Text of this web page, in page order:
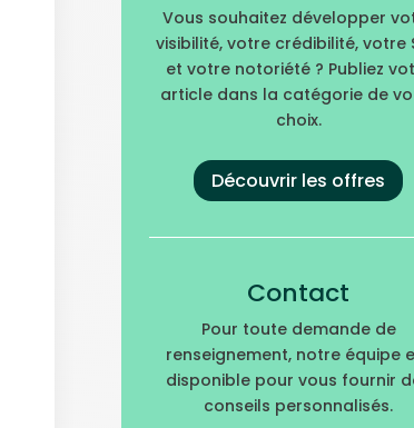
Vous souhaitez développer
visibilité, votre crédibilité, votre
et votre notoriété ? Publiez
article dans la catégorie de
choix.
Découvrir les offres
Contact
Pour toute demande de
renseignement, notre équipe
disponible pour vous fournir
conseils personnalisés.